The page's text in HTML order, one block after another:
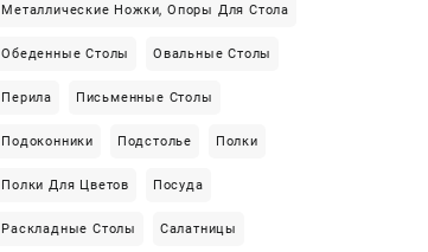
Металлические Ножки, Опоры Для Стола
Обеденные Столы Овальные Столы
Перила Письменные Столы
Подоконники Подстолье Полки
Полки Для Цветов Посуда
Раскладные Столы Салатницы